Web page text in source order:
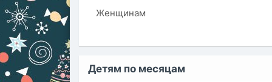
Женщинам
Детям по месяцам